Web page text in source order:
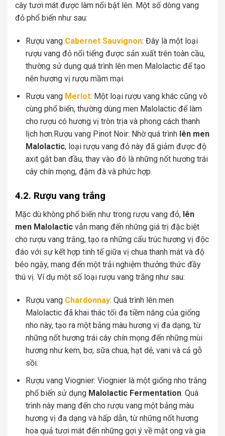
cây tươi mát được làm nổi bật lên. Một số dòng vang
đỏ phổ biến như sau:
Rượu vang Cabernet Sauvignon: Đây là một loại
rượu vang đỏ nổi tiếng được sản xuất trên toàn cầu,
thường sử dụng quá trình lên men Malolactic để tạo
nên hương vị rượu mầm mại.
Rượu vang Merlot: Một loại rượu vang khác cũng vô
cùng phổ biến, thường dùng men Malolactic để làm
cho rượu có hương vị tròn trịa và phong cách thanh
lịch hơn.Rượu vang Pinot Noir: Nhờ quá trình lên men
Malolactic, loại rượu vang đỏ này đã giảm được độ
axit gắt ban đầu, thay vào đó là những nốt hương trái
cây chín mọng, đậm đà và phức hợp.
4.2. Rượu vang trắng
Mặc dù không phổ biến như trong rượu vang đỏ, lên
men Malolactic vẫn mang đến những giá trị đặc biệt
cho rượu vang trắng, tạo ra những cấu trúc hương vị độc
đáo với sự kết hợp tinh tế giữa vị chua thanh mát và độ
béo ngậy, mang đến một trải nghiệm thưởng thức đầy
thú vị. Ví dụ một số loại rượu vang trắng như sau:
Rượu vang Chardonnay: Quá trình lên men
Malolactic đã khai thác tối đa tiềm năng của giống
nho này, tạo ra một bảng màu hương vị đa dạng, từ
những nốt hương trái cây chín mọng đến những mùi
hương như kem, bơ, sữa chua, hạt dẻ, vani và cả gỗ
sồi.
Rượu vang Viognier: Viognier là một giống nho trắng
phổ biến sử dụng Malolactic Fermentation. Quá
trình này mang đến cho rượu vang một bảng màu
hương vị đa dạng và hấp dẫn, từ những nốt hương
hoa quả tươi mát đến những gợi ý về mật ong và gia